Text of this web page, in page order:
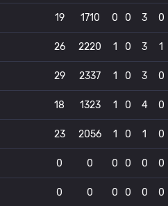
19 1710 0 0 3 0
26 2220 1 0 3 1
29 2337 1 0 3 0
18 1323 1 0 4 0
23 2056 1 0 1 0
0 0 0 0 0 0
0 0 0 0 0 0